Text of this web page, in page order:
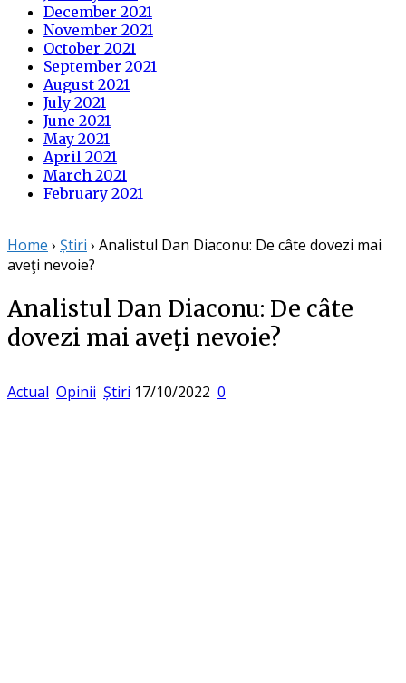
December 2021
November 2021
October 2021
September 2021
August 2021
July 2021
June 2021
May 2021
April 2021
March 2021
February 2021
Home › Știri › Analistul Dan Diaconu: De câte dovezi mai
aveţi nevoie?
Analistul Dan Diaconu: De câte
dovezi mai aveţi nevoie?
Actual Opinii Știri on
17/10/2022 0